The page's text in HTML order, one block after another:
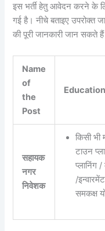
इस भर्ती हेतु आवेदन करने के
गई है। नीचे बताइए उपरोक्त
की पूरी जानकारी जान सकते
Name
of
the
Post
सहायक
नगर
निवेशक
किसी भी
टाउन
प्लानिंग /
/
समकक्ष